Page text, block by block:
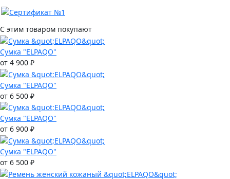
С этим товаром покупают
Сумка "ELPAQO"
от 4 900 ₽
Сумка "ELPAQO"
от 6 500 ₽
Сумка "ELPAQO"
от 6 900 ₽
Сумка "ELPAQO"
от 6 500 ₽